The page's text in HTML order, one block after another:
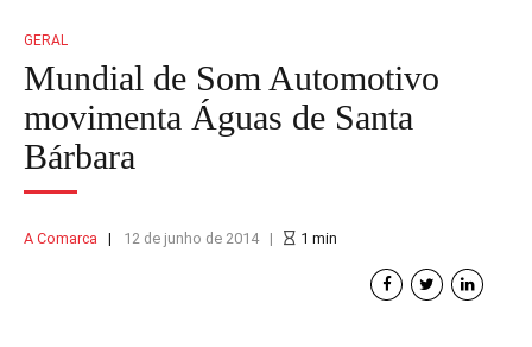
GERAL
Mundial de Som Automotivo
movimenta Águas de Santa
Bárbara
A Comarca 12 de junho de 2014 1 min